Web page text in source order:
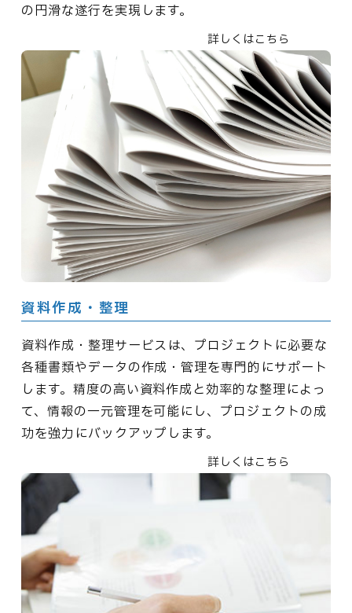
の円滑な遂行を実現します。
詳しくはこちら
資料作成・整理
資料作成・整理サービスは、プロジェクトに必要な
各種書類やデータの作成・管理を専門的にサポート
します。精度の高い資料作成と効率的な整理によっ
て、情報の一元管理を可能にし、プロジェクトの成
功を強力にバックアップします。
詳しくはこちら